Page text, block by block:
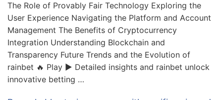
The Role of Provably Fair Technology Exploring the
User Experience Navigating the Platform and Account
Management The Benefits of Cryptocurrency
Integration Understanding Blockchain and
Transparency Future Trends and the Evolution of
rainbet 🔥 Play ▶️ Detailed insights and rainbet unlock
innovative betting …